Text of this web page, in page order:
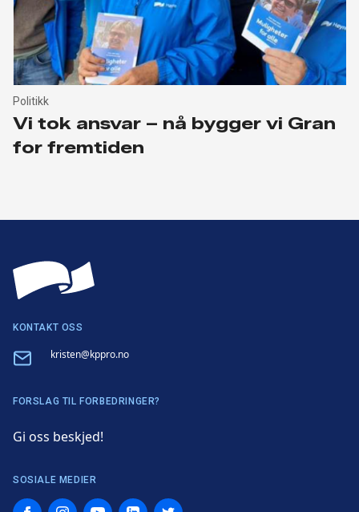
Politikk
Vi tok ansvar – nå bygger vi Gran
for fremtiden
KONTAKT OSS
Email kristen@kppro.no
FORSLAG TIL FORBEDRINGER?
Gi oss beskjed!
SOSIALE MEDIER